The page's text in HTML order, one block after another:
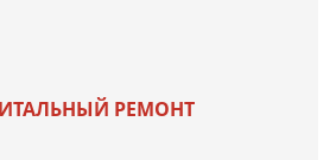
РЕМОНТ